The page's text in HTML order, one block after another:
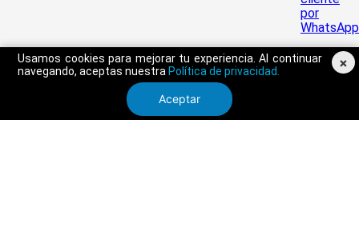
Usamos cookies para mejorar tu experiencia. Al continuar
navegando, aceptas nuestra Política de privacidad.
Aceptar
×